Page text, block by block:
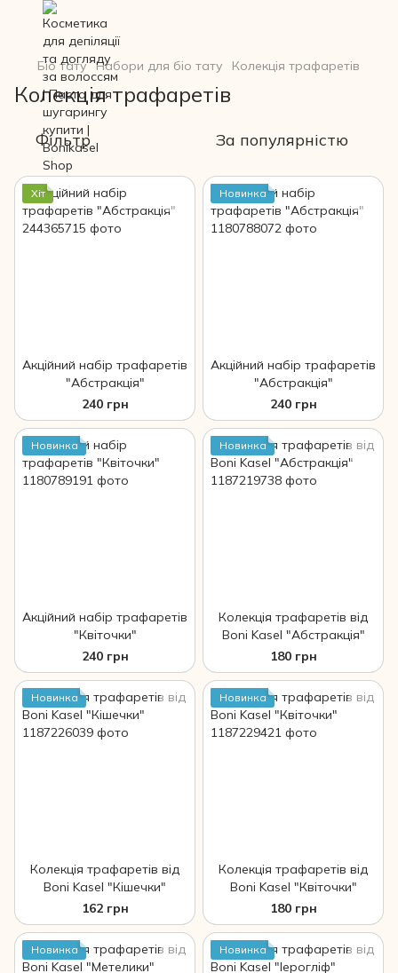
Біо тату Набори для біо тату Колекція трафаретів
Колекція трафаретів
Фільтр За популярністю
Хіт
Акційний набір трафаретів
"Абстракція"
240 грн
Новинка
Акційний набір трафаретів
"Абстракція"
240 грн
Новинка
Акційний набір трафаретів
"Квіточки"
240 грн
Новинка
Колекція трафаретів від
Boni Kasel "Абстракція"
180 грн
Новинка
Колекція трафаретів від
Boni Kasel "Кішечки"
162 грн
Новинка
Колекція трафаретів від
Boni Kasel "Квіточки"
180 грн
Новинка Новинка